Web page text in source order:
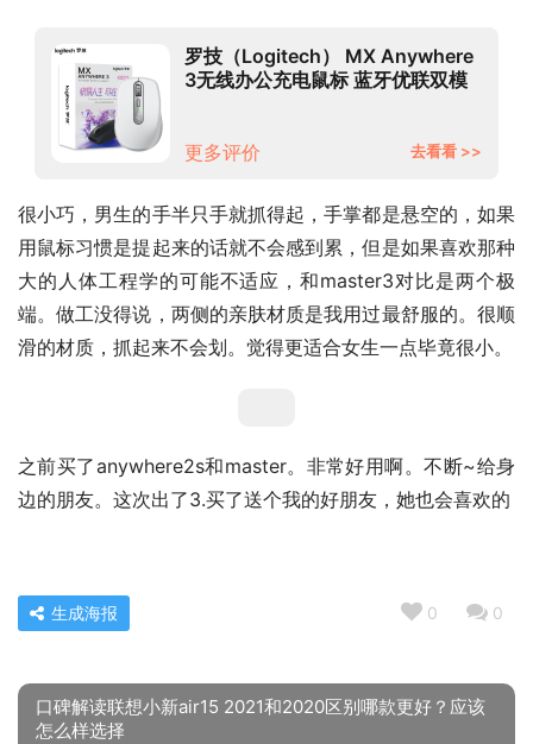
罗技（Logitech） MX Anywhere
3无线办公充电鼠标 蓝牙优联双模
更多评价 去看看 >>
很小巧，男生的手半只手就抓得起，手掌都是悬空的，如果
用鼠标习惯是提起来的话就不会感到累，但是如果喜欢那种
大的人体工程学的可能不适应，和master3对比是两个极
端。做工没得说，两侧的亲肤材质是我用过最舒服的。很顺
滑的材质，抓起来不会划。觉得更适合女生一点毕竟很小。
之前买了anywhere2s和master。非常好用啊。不断~给身
边的朋友。这次出了3.买了送个我的好朋友，她也会喜欢的
0 0
生成海报
口碑解读联想小新air15 2021和2020区别哪款更好？应该
怎么样选择